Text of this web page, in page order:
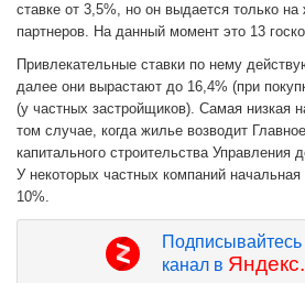
ставке от 3,5%, но он выдается только
партнеров. На данный момент это 13
Привлекательные ставки по нему
далее они вырастают до 16,4% (при
(у частных застройщиков). Самая низкая
том случае, когда жилье возводит
капитального строительства Управления
У некоторых частных компаний
10%.
канал в